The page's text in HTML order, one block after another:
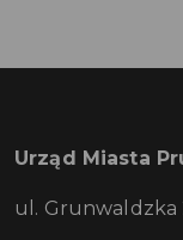
Urząd Miasta
ul. Grunwaldzka